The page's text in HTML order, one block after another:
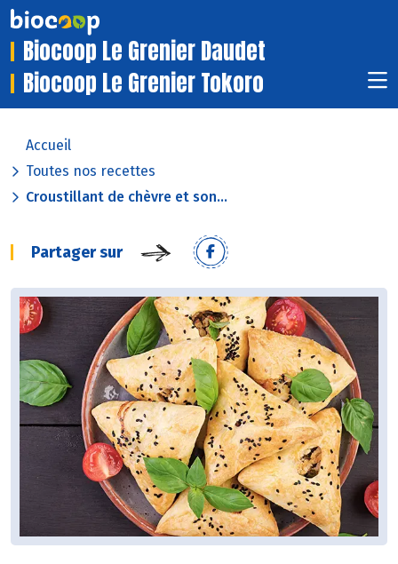
Biocoop Le Grenier Daudet
Biocoop Le Grenier Tokoro
Accueil
Toutes nos recettes
Croustillant de chèvre et son...
Partager sur